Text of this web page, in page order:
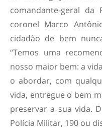
comandante-geral da
coronel Marco
cidadão de bem
“Temos uma
nosso maior bem: a
o abordar, com
vida, entregue o bem
preservar a sua vida.
Polícia Militar, 190 ou